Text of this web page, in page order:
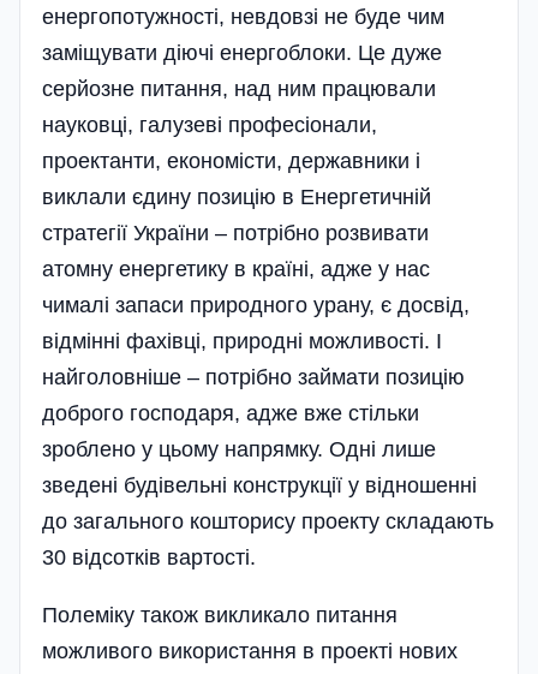
енергопотужності, невдовзі не буде чим
заміщувати діючі енергоблоки. Це дуже
серйозне питання, над ним працювали
науковці, галузеві професіонали,
проектанти, економісти, державники і
виклали єдину позицію в Енергетичній
стратегії України – потрібно розвивати
атомну енергетику в країні, адже у нас
чималі запаси природного урану, є досвід,
відмінні фахівці, природні можливості. І
найголовніше­ – потрібно займати позицію
доброго господаря, адже вже стільки
зроблено у цьому напрямку. Одні лише
зведені будівельні конструкції у відношенні
до загального кошторису проекту складають
30 відсотків вартості.
Полеміку також викликало питання
можливого використання в проекті нових